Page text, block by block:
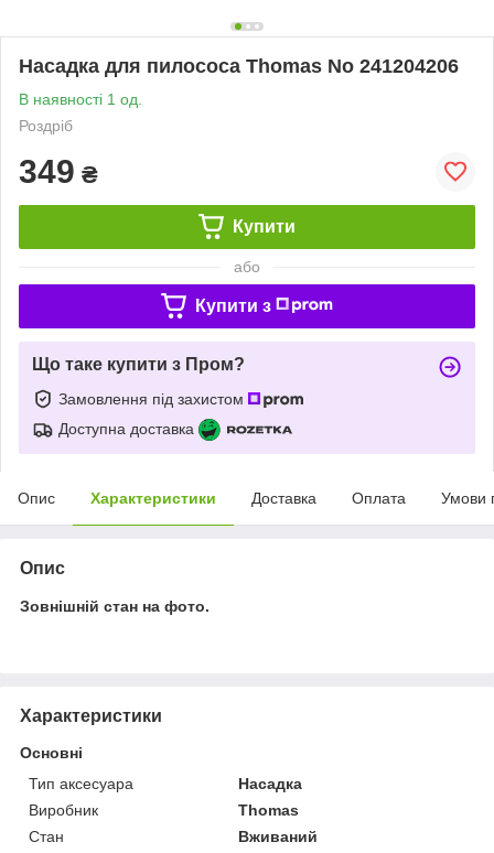
Насадка для пилососа Thomas No 241204206
В наявності 1 од.
Роздріб
349 ₴
Купити
або
Купити з
Що таке купити з Пром?
Замовлення під захистом
Доступна доставка
Опис Характеристики Доставка Оплата Умови
Опис
Зовнішній стан на фото.
Характеристики
Основні
Тип аксесуара
Насадка
Виробник
Thomas
Стан
Вживаний